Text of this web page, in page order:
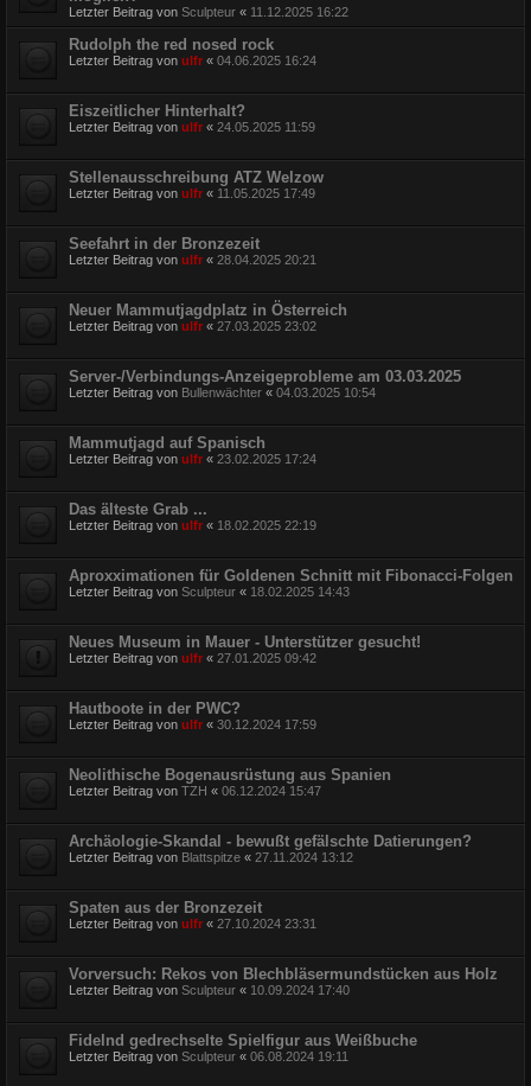
Letzter Beitrag von Sculpteur « 11.12.2025 16:22
Rudolph the red nosed rock
Letzter Beitrag von ulfr « 04.06.2025 16:24
Eiszeitlicher Hinterhalt?
Letzter Beitrag von ulfr « 24.05.2025 11:59
Stellenausschreibung ATZ Welzow
Letzter Beitrag von ulfr « 11.05.2025 17:49
Seefahrt in der Bronzezeit
Letzter Beitrag von ulfr « 28.04.2025 20:21
Neuer Mammutjagdplatz in Österreich
Letzter Beitrag von ulfr « 27.03.2025 23:02
Server-/Verbindungs-Anzeigeprobleme am 03.03.2025
Letzter Beitrag von Bullenwächter « 04.03.2025 10:54
Mammutjagd auf Spanisch
Letzter Beitrag von ulfr « 23.02.2025 17:24
Das älteste Grab ...
Letzter Beitrag von ulfr « 18.02.2025 22:19
Aproxximationen für Goldenen Schnitt mit Fibonacci-Folgen
Letzter Beitrag von Sculpteur « 18.02.2025 14:43
Neues Museum in Mauer - Unterstützer gesucht!
Letzter Beitrag von ulfr « 27.01.2025 09:42
Hautboote in der PWC?
Letzter Beitrag von ulfr « 30.12.2024 17:59
Neolithische Bogenausrüstung aus Spanien
Letzter Beitrag von TZH « 06.12.2024 15:47
Archäologie-Skandal - bewußt gefälschte Datierungen?
Letzter Beitrag von Blattspitze « 27.11.2024 13:12
Spaten aus der Bronzezeit
Letzter Beitrag von ulfr « 27.10.2024 23:31
Vorversuch: Rekos von Blechbläsermundstücken aus Holz
Letzter Beitrag von Sculpteur « 10.09.2024 17:40
Fidelnd gedrechselte Spielfigur aus Weißbuche
Letzter Beitrag von Sculpteur « 06.08.2024 19:11